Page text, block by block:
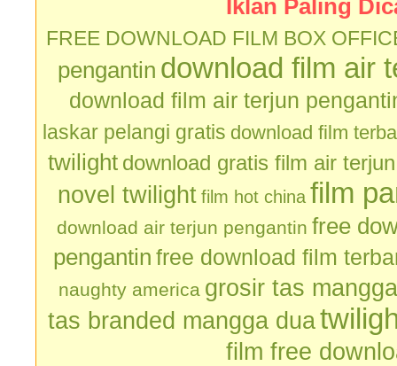
Iklan Paling
FREE DOWNLOAD FILM BOX
pengantin download film air
download film air terjun
laskar pelangi gratis download film
twilight download gratis film air
novel twilight film hot china film
download air terjun pengantin free
pengantin free download film
naughty america grosir tas
tas branded mangga dua
film free